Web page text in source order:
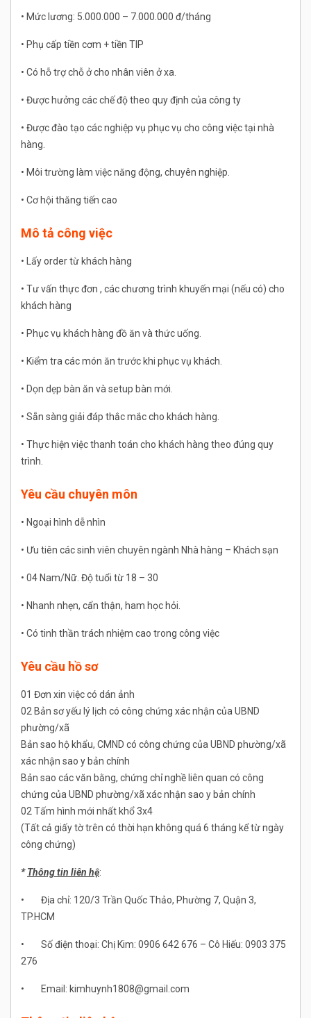
• Mức lương: 5.000.000 – 7.000.000 đ/tháng
• Phụ cấp tiền cơm + tiền TIP
• Có hỗ trợ chỗ ở cho nhân viên ở xa.
• Được hưởng các chế độ theo quy định của công ty
• Được đào tạo các nghiệp vụ phục vụ cho công việc tại nhà
hàng.
• Môi trường làm việc năng động, chuyên nghiệp.
• Cơ hội thăng tiến cao
Mô tả công việc
• Lấy order từ khách hàng
• Tư vấn thực đơn , các chương trình khuyến mại (nếu có) cho
khách hàng
• Phục vụ khách hàng đồ ăn và thức uống.
• Kiểm tra các món ăn trước khi phục vụ khách.
• Dọn dẹp bàn ăn và setup bàn mới.
• Sẵn sàng giải đáp thắc mắc cho khách hàng.
• Thực hiện việc thanh toán cho khách hàng theo đúng quy
trình.
Yêu cầu chuyên môn
• Ngoại hình dễ nhìn
• Ưu tiên các sinh viên chuyên ngành Nhà hàng – Khách sạn
• 04 Nam/Nữ. Độ tuổi từ 18 – 30
• Nhanh nhẹn, cẩn thận, ham học hỏi.
• Có tinh thần trách nhiệm cao trong công việc
Yêu cầu hồ sơ
01 Đơn xin việc có dán ảnh
02 Bản sơ yếu lý lịch có công chứng xác nhận của UBND
phường/xã
Bản sao hộ khẩu, CMND có công chứng của UBND phường/xã
xác nhận sao y bản chính
Bản sao các văn bằng, chứng chỉ nghề liên quan có công
chứng của UBND phường/xã xác nhận sao y bản chính
02 Tấm hình mới nhất khổ 3x4
(Tất cả giấy tờ trên có thời hạn không quá 6 tháng kể từ ngày
công chứng)
*Thông tin liên hệ:
• Địa chỉ: 120/3 Trần Quốc Thảo, Phường 7, Quận 3,
TP.HCM
• Số điện thoại: Chị Kim: 0906 642 676 – Cô Hiếu: 0903 375
276
• Email: kimhuynh1808@gmail.com